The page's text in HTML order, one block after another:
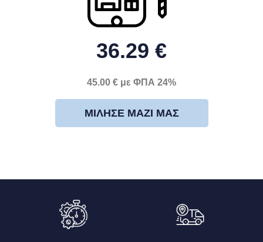
36.29 €
45.00 € με ΦΠΑ 24%
ΜΊΛΗΣΕ ΜΑΖΊ ΜΑΣ